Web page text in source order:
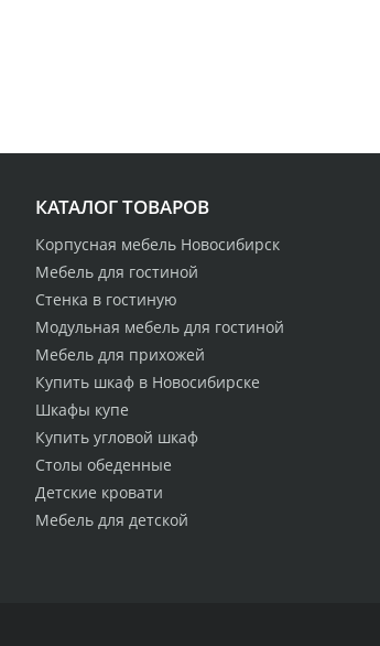
КАТАЛОГ ТОВАРОВ
Корпусная мебель Новосибирск
Мебель для гостиной
Стенка в гостиную
Модульная мебель для гостиной
Мебель для прихожей
Купить шкаф в Новосибирске
Шкафы купе
Купить угловой шкаф
Столы обеденные
Детские кровати
Мебель для детской